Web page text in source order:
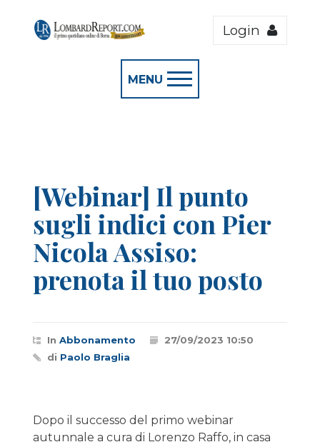
Login
MENU
[Webinar] Il punto
sugli indici con Pier
Nicola Assiso:
prenota il tuo posto
In Abbonamento
27/09/2023 10:50
di Paolo Braglia
Dopo il successo del primo webinar
autunnale a cura di Lorenzo Raffo, in casa